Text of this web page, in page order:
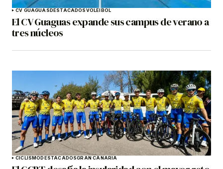
CV GUAGUASDESTACADOSVOLEIBOL
El CV Guaguas expande sus campus de verano a
tres núcleos
CICLISMODESTACADOSGRAN CANARIA